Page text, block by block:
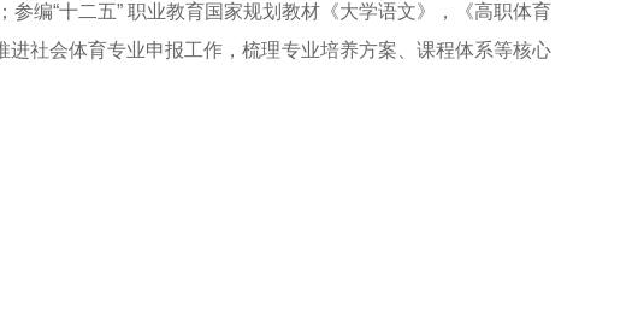
编“十二五” 职业教育国家规划教材《大学语文》，《高职体育
社会体育专业申报工作，梳理专业培养方案、课程体系等核心